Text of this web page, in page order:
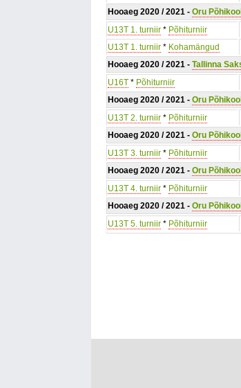
Hooaeg 2020 / 2021 - Oru Põhikool
U13T 1. turniir * Põhiturniir
U13T 1. turniir * Kohamängud
Hooaeg 2020 / 2021 - Tallinna
U16T * Põhiturniir
Hooaeg 2020 / 2021 - Oru Põhikool
U13T 2. turniir * Põhiturniir
Hooaeg 2020 / 2021 - Oru Põhikool
U13T 3. turniir * Põhiturniir
Hooaeg 2020 / 2021 - Oru Põhikool
U13T 4. turniir * Põhiturniir
Hooaeg 2020 / 2021 - Oru Põhikool
U13T 5. turniir * Põhiturniir